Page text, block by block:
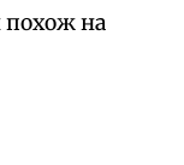
похож на